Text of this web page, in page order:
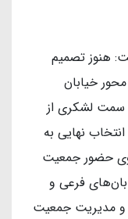
هنوز تصمیم
خیابان
سمت لشکری از
نهایی به
حضور جمعیت
فرعی و
و مدیریت جمعیت